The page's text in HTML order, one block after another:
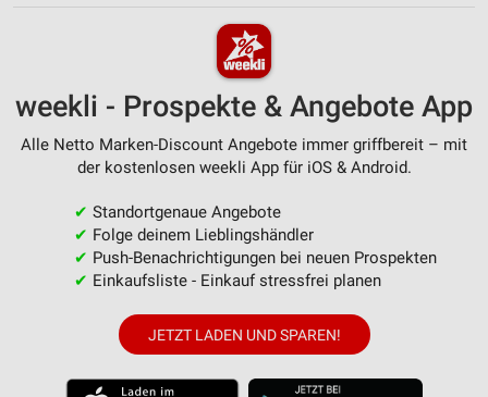
weekli - Prospekte & Angebote App
Alle Netto Marken-Discount Angebote immer griffbereit – mit
der kostenlosen weekli App für iOS & Android.
✔ Standortgenaue Angebote
✔ Folge deinem Lieblingshändler
✔ Push-Benachrichtigungen bei neuen Prospekten
✔ Einkaufsliste - Einkauf stressfrei planen
JETZT LADEN UND SPAREN!
Informationen identifizieren
Notwendig
Performance